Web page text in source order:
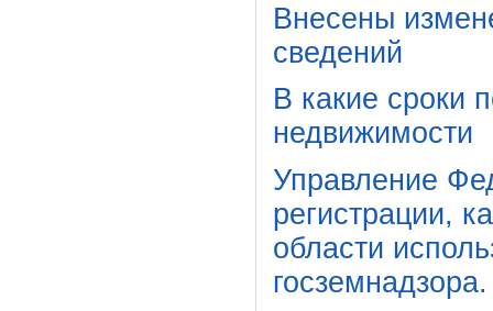
Внесены
сведений
В какие сроки
недвижимости
Управление
регистрации,
области
госземнадзора.